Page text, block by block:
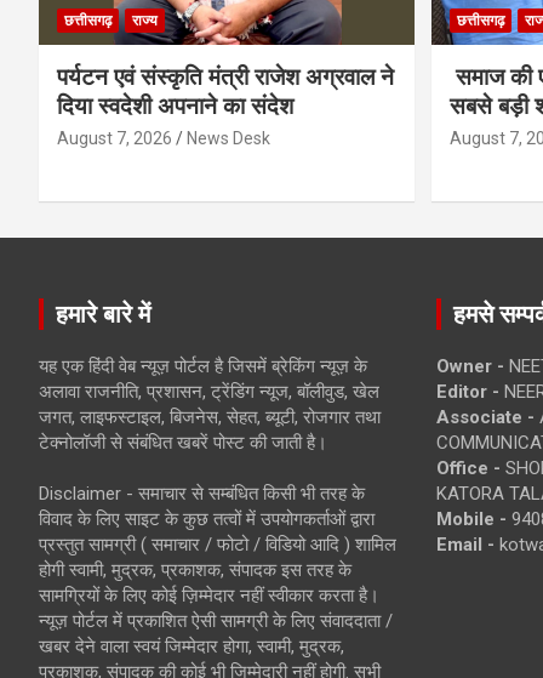
छत्तीसगढ़ राज्य
पर्यटन एवं संस्कृति मंत्री राजेश अग्रवाल ने
दिया स्वदेशी अपनाने का संदेश
August 7, 2026 News Desk
छत्तीसगढ़
समाज की
सबसे बड़ी
August 7,
हमारे बारे में
यह एक हिंदी वेब न्यूज़ पोर्टल है जिसमें ब्रेकिंग न्यूज़ के
अलावा राजनीति, प्रशासन, ट्रेंडिंग न्यूज, बॉलीवुड, खेल
जगत, लाइफस्टाइल, बिजनेस, सेहत, ब्यूटी, रोजगार तथा
टेक्नोलॉजी से संबंधित खबरें पोस्ट की जाती है।
Disclaimer - समाचार से सम्बंधित किसी भी तरह के
विवाद के लिए साइट के कुछ तत्वों में उपयोगकर्ताओं द्वारा
प्रस्तुत सामग्री ( समाचार / फोटो / विडियो आदि ) शामिल
होगी स्वामी, मुद्रक, प्रकाशक, संपादक इस तरह के
सामग्रियों के लिए कोई ज़िम्मेदार नहीं स्वीकार करता है।
न्यूज़ पोर्टल में प्रकाशित ऐसी सामग्री के लिए संवाददाता /
खबर देने वाला स्वयं जिम्मेदार होगा, स्वामी, मुद्रक,
प्रकाशक, संपादक की कोई भी जिम्मेदारी नहीं होगी. सभी
हमसे
Owner -
Editor -
Associate -
Office -
KATORA
Mobile -
Email -